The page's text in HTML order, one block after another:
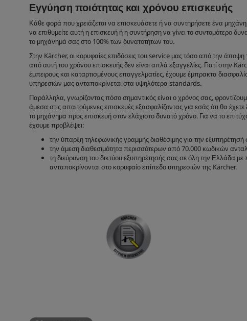
Εγγύηση ποιότητας και χρόνου επισκευής
Κάθε φορά που χρειάζεται να επισκευάσετε ή να συντηρήσετε ένα
να επιθυμείτε αυτή η επισκευή ή η συντήρηση να γίνει το συντομότερο
το μηχάνημά σας στο 100% των δυνατοτήτων του.
Στην Kärcher, οι κορυφαίες επιδόσεις του service μας τόσο από την άποψη
από αυτή του χρόνου επισκευής δεν είναι απλά εξαγγελίες. Γιατί στην
έμπειρους και καταρτισμένους επαγγελματίες, έχουμε έμπρακτα
υπηρεσιών μας ανταποκρίνεται στα υψηλότερα standards.
Παράλληλα, γνωρίζοντας πόσο σημαντικός είναι ο χρόνος σας,
άμεσα στις απαιτούμενες επισκευές εξασφαλίζοντας για εσάς ότι θα
το μηχάνημα προς επισκευή στον ελάχιστο δυνατό χρόνο. Για να το
έχουμε προβλέψει:
την ύπαρξη τηλεφωνικής γραμμής διαθέσιμης για την εξυπηρέτησή
την άμεση διαθεσιμότητα περισσότερων από 70.000 κωδικών
τη διεύρυνση του δικτύου εξυπηρέτησής σας σε όλη την Ελλάδα
ανταποκρίνονται στο κορυφαίο επίπεδο υπηρεσιών της Kärcher.